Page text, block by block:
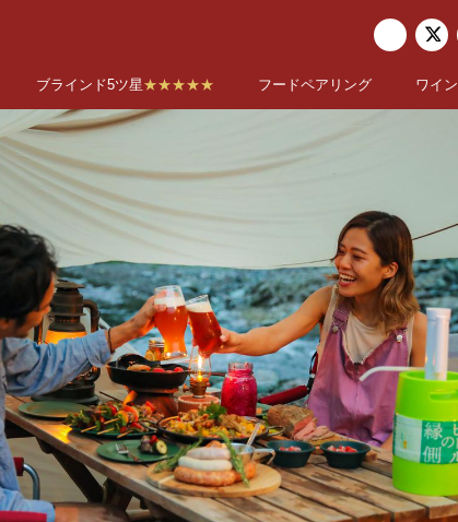
ブラインド5ツ星★★★★★ フードペアリング ワイ